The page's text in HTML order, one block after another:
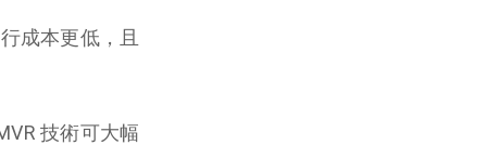
成本更低，且
技術可大幅